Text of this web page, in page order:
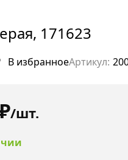
171623
В избранноеАртикул:
/шт.